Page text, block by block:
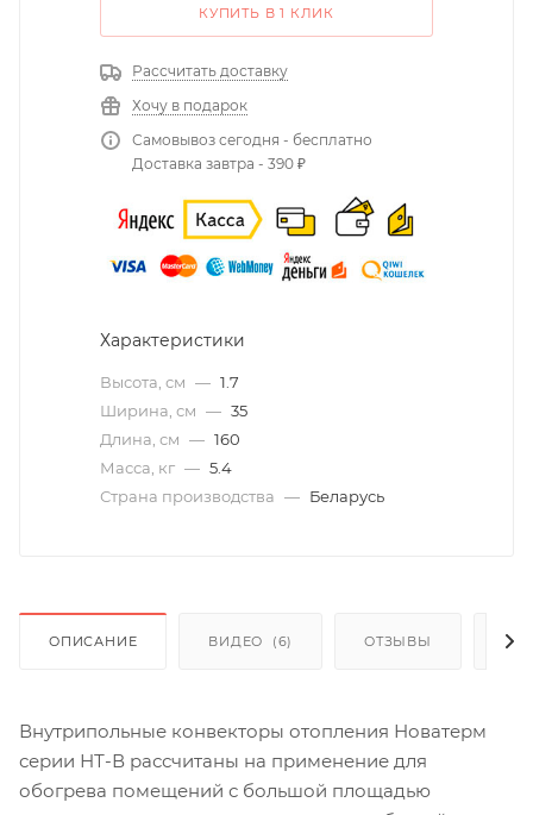
КУПИТЬ В 1 КЛИК
Рассчитать доставку
Хочу в подарок
Самовывоз сегодня - бесплатно
Доставка завтра - 390 ₽
Характеристики
Высота, см — 1.7
Ширина, см — 35
Длина, см — 160
Масса, кг — 5.4
Страна производства — Беларусь
ОПИСАНИЕ ВИДЕО (6) ОТЗЫВЫ
Внутрипольные конвекторы отопления Новатерм
серии НТ-В рассчитаны на применение для
обогрева помещений с большой площадью